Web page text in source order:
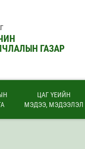
ГАЗАР
ЦАГ ҮЕИЙН
МЭДЭЭ, МЭДЭЭЛЭЛ